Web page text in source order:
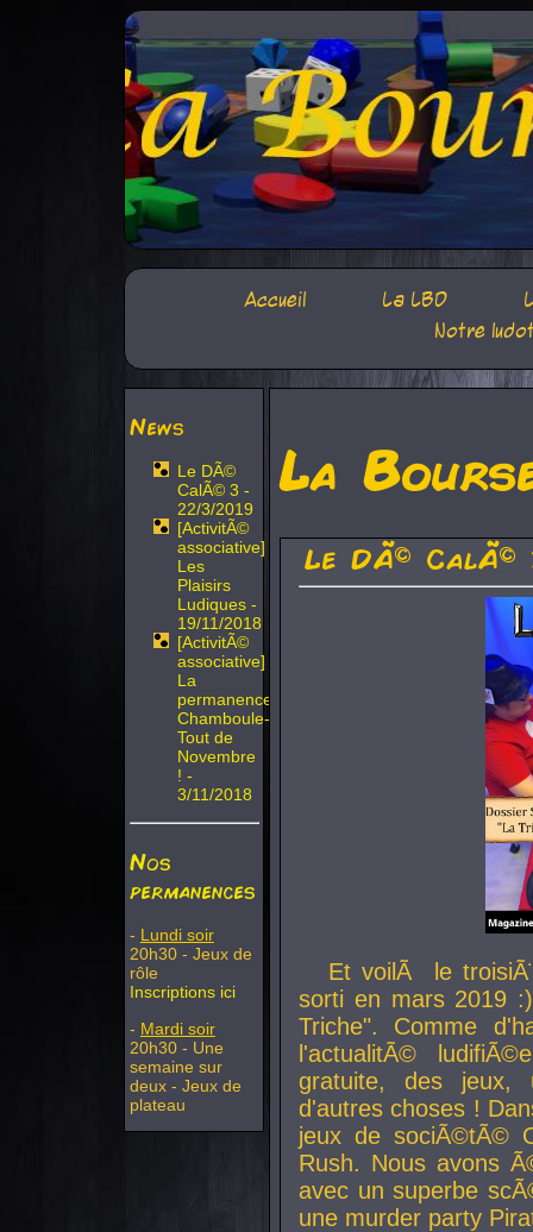
Accueil La LBD
Notre
News
Le DÃ©
CalÃ© 3 -
22/3/2019
[ActivitÃ©
associative]
Les
Plaisirs
Ludiques -
19/11/2018
[ActivitÃ©
associative]
La
permanence
Chamboule-
Tout de
Novembre
! -
3/11/2018
Nos
permanences
- Lundi soir
20h30 - Jeux de
rôle
Inscriptions ici
- Mardi soir
20h30 - Une
semaine sur
deux - Jeux de
plateau
La
Le DÃ© CalÃ©
Et voilÃ le
sorti en mars 2019
Triche". Comme
l'actualitÃ©
gratuite, des jeux,
d'autres choses !
jeux de sociÃ©tÃ©
Rush. Nous avons
avec un superbe
une murder party